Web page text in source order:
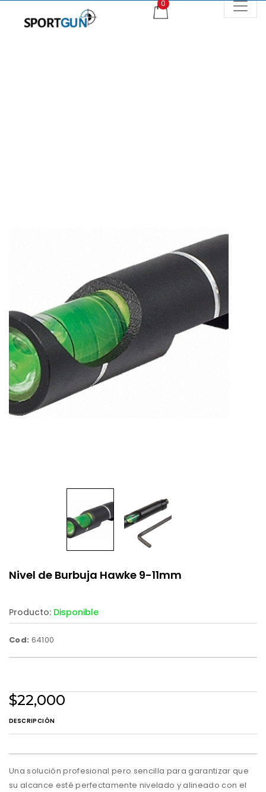
Nivel de Burbuja Hawke 9-11mm
Producto: Disponible
Cod: 64100
$22,000
DESCRIPCIÓN
Una solución profesional pero sencilla para garantizar que
su alcance esté perfectamente nivelado y alineado con el